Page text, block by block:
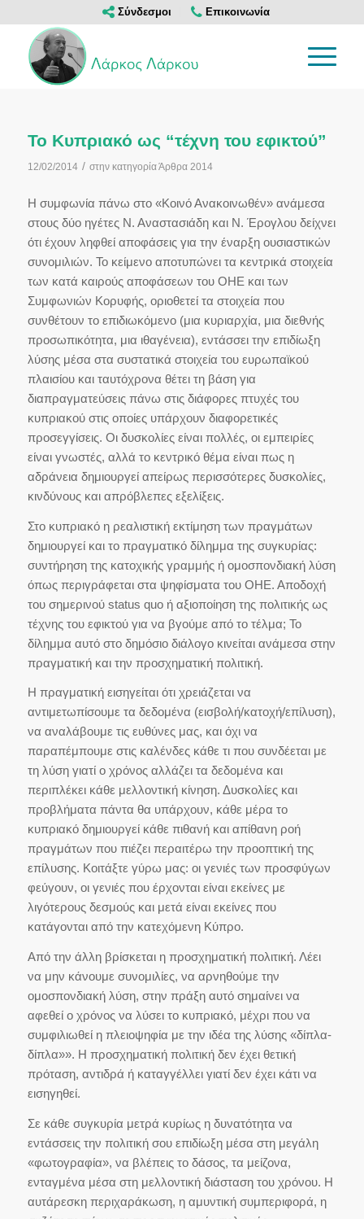
Σύνδεσμοι Επικοινωνία
Το Κυπριακό ως “τέχνη του εφικτού”
12/02/2014 / στην κατηγορίαΆρθρα 2014
Η συμφωνία πάνω στο «Κοινό Ανακοινωθέν» ανάμεσα
στους δύο ηγέτες Ν. Αναστασιάδη και Ν. Έρογλου δείχνει
ότι έχουν ληφθεί αποφάσεις για την έναρξη ουσιαστικών
συνομιλιών. Το κείμενο αποτυπώνει τα κεντρικά στοιχεία
των κατά καιρούς αποφάσεων του ΟΗΕ και των
Συμφωνιών Κορυφής, οριοθετεί τα στοιχεία που
συνθέτουν το επιδιωκόμενο (μια κυριαρχία, μια διεθνής
προσωπικότητα, μια ιθαγένεια), εντάσσει την επιδίωξη
λύσης μέσα στα συστατικά στοιχεία του ευρωπαϊκού
πλαισίου και ταυτόχρονα θέτει τη βάση για
διαπραγματεύσεις πάνω στις διάφορες πτυχές του
κυπριακού στις οποίες υπάρχουν διαφορετικές
προσεγγίσεις. Οι δυσκολίες είναι πολλές, οι εμπειρίες
είναι γνωστές, αλλά το κεντρικό θέμα είναι πως η
αδράνεια δημιουργεί απείρως περισσότερες δυσκολίες,
κινδύνους και απρόβλεπες εξελίξεις.
Στο κυπριακό η ρεαλιστική εκτίμηση των πραγμάτων
δημιουργεί και το πραγματικό δίλημμα της συγκυρίας:
συντήρηση της κατοχικής γραμμής ή ομοσπονδιακή λύση
όπως περιγράφεται στα ψηφίσματα του ΟΗΕ. Αποδοχή
του σημερινού status quo ή αξιοποίηση της πολιτικής ως
τέχνης του εφικτού για να βγούμε από το τέλμα; Το
δίλημμα αυτό στο δημόσιο διάλογο κινείται ανάμεσα στην
πραγματική και την προσχηματική πολιτική.
Η πραγματική εισηγείται ότι χρειάζεται να
αντιμετωπίσουμε τα δεδομένα (εισβολή/κατοχή/επίλυση),
να αναλάβουμε τις ευθύνες μας, και όχι να
παραπέμπουμε στις καλένδες κάθε τι που συνδέεται με
τη λύση γιατί ο χρόνος αλλάζει τα δεδομένα και
περιπλέκει κάθε μελλοντική κίνηση. Δυσκολίες και
προβλήματα πάντα θα υπάρχουν, κάθε μέρα το
κυπριακό δημιουργεί κάθε πιθανή και απίθανη ροή
πραγμάτων που πιέζει περαιτέρω την προοπτική της
επίλυσης. Κοιτάξτε γύρω μας: οι γενιές των προσφύγων
φεύγουν, οι γενιές που έρχονται είναι εκείνες με
λιγότερους δεσμούς και μετά είναι εκείνες που
κατάγονται από την κατεχόμενη Κύπρο.
Από την άλλη βρίσκεται η προσχηματική πολιτική. Λέει
να μην κάνουμε συνομιλίες, να αρνηθούμε την
ομοσπονδιακή λύση, στην πράξη αυτό σημαίνει να
αφεθεί ο χρόνος να λύσει το κυπριακό, μέχρι που να
συμφιλιωθεί η πλειοψηφία με την ιδέα της λύσης «δίπλα-
δίπλα»». Η προσχηματική πολιτική δεν έχει θετική
πρόταση, αντιδρά ή καταγγέλλει γιατί δεν έχει κάτι να
εισηγηθεί.
Σε κάθε συγκυρία μετρά κυρίως η δυνατότητα να
εντάσσεις την πολιτική σου επιδίωξη μέσα στη μεγάλη
«φωτογραφία», να βλέπεις το δάσος, τα μείζονα,
ενταγμένα μέσα στη μελλοντική διάσταση του χρόνου. Η
αυτάρεσκη περιχαράκωση, η αμυντική συμπεριφορά, η